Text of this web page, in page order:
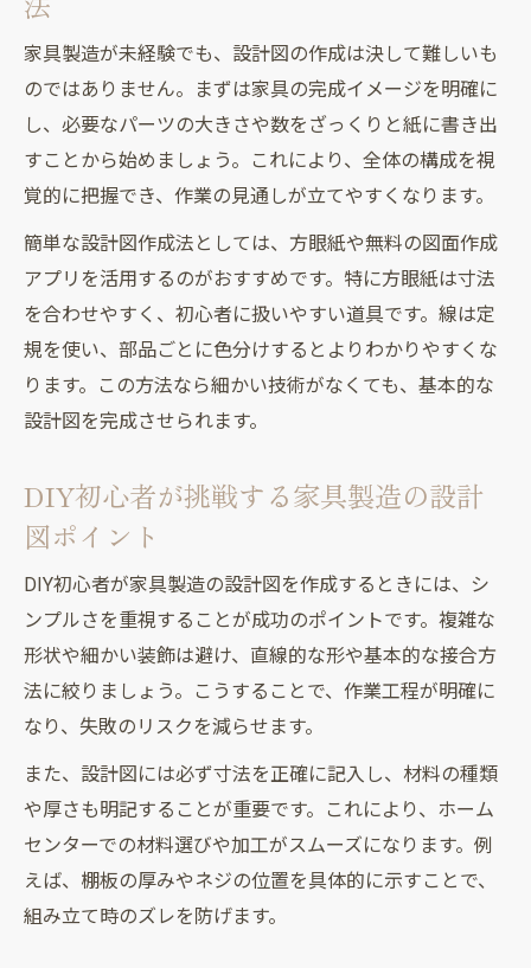
家具製造が未経験でも、設計図の作成は決して難しいも
のではありません。まずは家具の完成イメージを明確に
し、必要なパーツの大きさや数をざっくりと紙に書き出
すことから始めましょう。これにより、全体の構成を視
覚的に把握でき、作業の見通しが立てやすくなります。
簡単な設計図作成法としては、方眼紙や無料の図面作成
アプリを活用するのがおすすめです。特に方眼紙は寸法
を合わせやすく、初心者に扱いやすい道具です。線は定
規を使い、部品ごとに色分けするとよりわかりやすくな
ります。この方法なら細かい技術がなくても、基本的な
設計図を完成させられます。
DIY初心者が挑戦する家具製造の設計
図ポイント
DIY初心者が家具製造の設計図を作成するときには、シ
ンプルさを重視することが成功のポイントです。複雑な
形状や細かい装飾は避け、直線的な形や基本的な接合方
法に絞りましょう。こうすることで、作業工程が明確に
なり、失敗のリスクを減らせます。
また、設計図には必ず寸法を正確に記入し、材料の種類
や厚さも明記することが重要です。これにより、ホーム
センターでの材料選びや加工がスムーズになります。例
えば、棚板の厚みやネジの位置を具体的に示すことで、
組み立て時のズレを防げます。